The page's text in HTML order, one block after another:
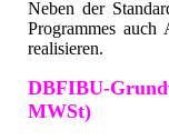
Neben der
Programmes auch
realisieren.
DBFIBU-
MWSt)